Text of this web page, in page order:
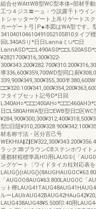
組合せWAttWB型WC型本体=部材手動
工つ４ジス〓一ュ︲ウ説露千トウイ
トシャッターゲート上吊りゲートス
カーゲート弓￨P●本図はWA型です。
341040104610491052105810タイプ
回L340ASり*日日Lannaミ∪*□日
¥2821700¥316,300¥322‐
導336,600¥359,700WD型同口厨
339,900¥349,300¥355,300半
フタイプセット記号D*日回
日□L580AHWA型日□EWB型日□区WC
型□日阻
材名称寸法・区分言己号
ラック3BブラウンCBステンホワイ
通都材程標準高HO用LAUG①(「
ングゲート〔ワイドタイカ柱対応表
「AUGOO8AUG¥63.800LAUGOC「
ット樺
ルー
LAUG438AUG48¥5.500印:40用